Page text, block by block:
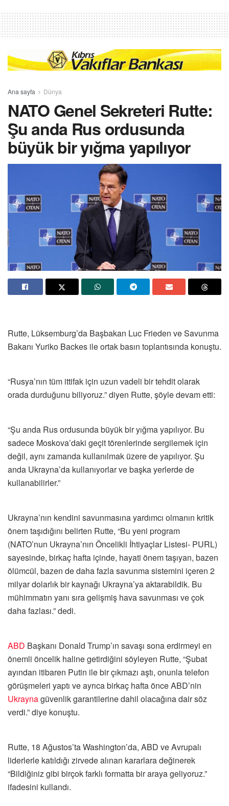
Ana sayfa Dünya
NATO Genel Sekreteri Rutte:
Şu anda Rus ordusunda
büyük bir yığma yapılıyor
Rutte, Lüksemburg’da Başbakan Luc Frieden ve Savunma
Bakanı Yuriko Backes ile ortak basın toplantısında konuştu.
“Rusya’nın tüm ittifak için uzun vadeli bir tehdit olarak
orada durduğunu biliyoruz.” diyen Rutte, şöyle devam etti:
“Şu anda Rus ordusunda büyük bir yığma yapılıyor. Bu
sadece Moskova’daki geçit törenlerinde sergilemek için
değil, aynı zamanda kullanılmak üzere de yapılıyor. Şu
anda Ukrayna’da kullanıyorlar ve başka yerlerde de
kullanabilirler.”
Ukrayna’nın kendini savunmasına yardımcı olmanın kritik
önem taşıdığını belirten Rutte, “Bu yeni program
(NATO’nun Ukrayna’nın Öncelikli İhtiyaçlar Listesi- PURL)
sayesinde, birkaç hafta içinde, hayati önem taşıyan, bazen
ölümcül, bazen de daha fazla savunma sistemini içeren 2
milyar dolarlık bir kaynağı Ukrayna’ya aktarabildik. Bu
mühimmatın yanı sıra gelişmiş hava savunması ve çok
daha fazlası.” dedi.
ABD Başkanı Donald Trump’ın savaşı sona erdirmeyi en
önemli öncelik haline getirdiğini söyleyen Rutte, “Şubat
ayından itibaren Putin ile bir çıkmazı aştı, onunla telefon
görüşmeleri yaptı ve ayrıca birkaç hafta önce ABD’nin
Ukraynagüvenlik garantilerine dahil olacağına dair söz
verdi.” diye konuştu.
Rutte, 18 Ağustos’ta Washington’da, ABD ve Avrupalı
liderlerle katıldığı zirvede alınan kararlara değinerek
“Bildiğiniz gibi birçok farklı formatta bir araya geliyoruz.”
ifadesini kullandı.